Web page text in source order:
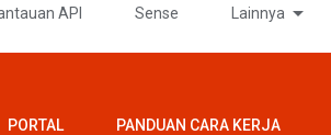
API Sense Lainnya
PORTAL PANDUAN CARA KERJA